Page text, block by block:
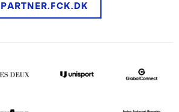
PARTNER.FCK.DK